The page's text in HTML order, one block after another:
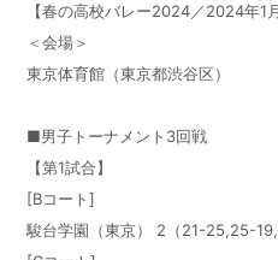
【春の高校バレー2024／2024年1
＜会場＞
東京体育館（東京都渋谷区）
■男子トーナメント3回戦
【第1試合】
[Bコート]
駿台学園（東京） 2（21-25,25-